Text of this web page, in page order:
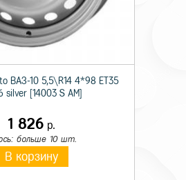
7,0
ВАЗ-10 5,5\R14 4*98 ET35
silver [14003 S AM]
1 826р.
больше 10 шт.
В корзину